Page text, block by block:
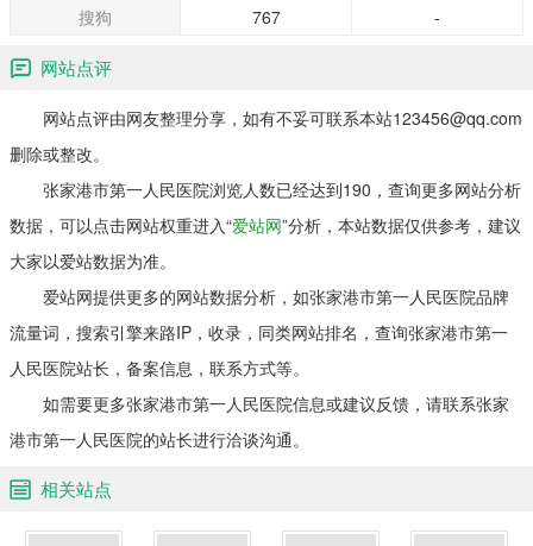
搜狗
767 -
网站点评
网站点评由网友整理分享，如有不妥可联系本站123456@qq.com
删除或整改。
张家港市第一人民医院浏览人数已经达到190，查询更多网站分析
数据，可以点击网站权重进入“爱站网”分析，本站数据仅供参考，建议
大家以爱站数据为准。
爱站网提供更多的网站数据分析，如张家港市第一人民医院品牌
流量词，搜索引擎来路IP，收录，同类网站排名，查询张家港市第一
人民医院站长，备案信息，联系方式等。
如需要更多张家港市第一人民医院信息或建议反馈，请联系张家
港市第一人民医院的站长进行洽谈沟通。
相关站点